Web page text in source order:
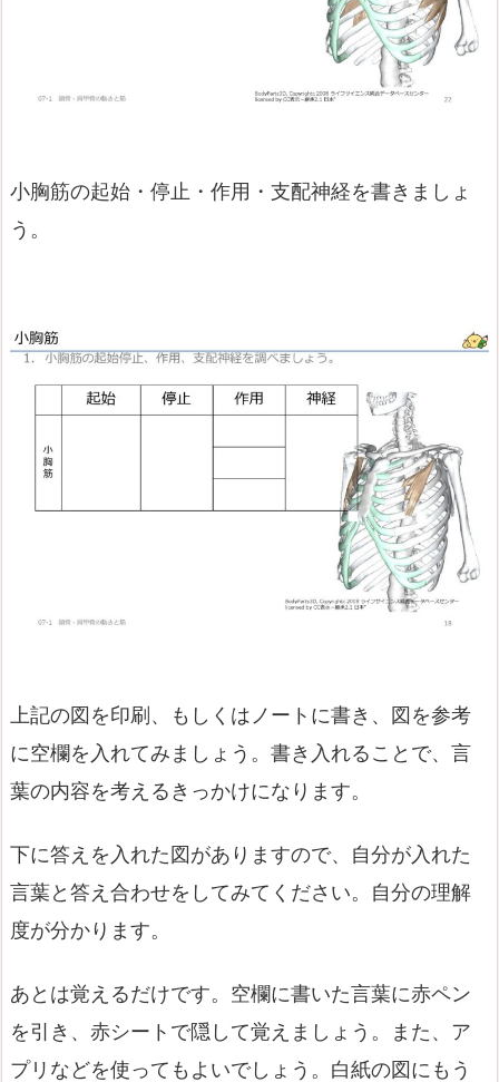
小胸筋の起始・停止・作用・支配神経を書きましょ
う。
上記の図を印刷、もしくはノートに書き、図を参考
に空欄を入れてみましょう。書き入れることで、言
葉の内容を考えるきっかけになります。
下に答えを入れた図がありますので、自分が入れた
言葉と答え合わせをしてみてください。自分の理解
度が分かります。
あとは覚えるだけです。空欄に書いた言葉に赤ペン
を引き、赤シートで隠して覚えましょう。また、ア
プリなどを使ってもよいでしょう。白紙の図にもう